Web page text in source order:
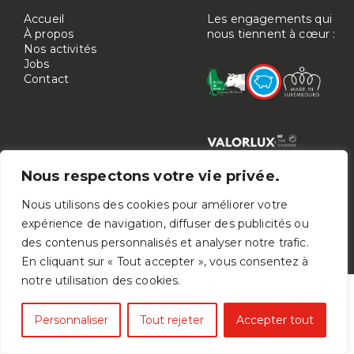
Nous respectons votre vie privée.
Nous utilisons des cookies pour améliorer votre
expérience de navigation, diffuser des publicités ou
des contenus personnalisés et analyser notre trafic.
En cliquant sur « Tout accepter », vous consentez à
notre utilisation des cookies.
Personnaliser Tout rejeter Accepter tout
Accueil
À propos
Nos activités
Jobs
Contact
Les engagements qui
nous tiennent à cœur :
Cobolux
- Powered by wait: agency -
Politique de confidentialité-Mentions légales